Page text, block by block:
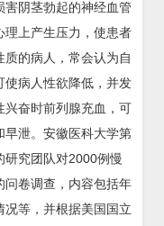
害阴茎勃起的神经血管
理上产生压力，使患者
的病人，常会认为自
使病人性欲降低，并发
兴奋时前列腺充血，可
早泄。安徽医科大学第
研究团队对2000例慢
问卷调查，内容包括年
等，并根据美国国立